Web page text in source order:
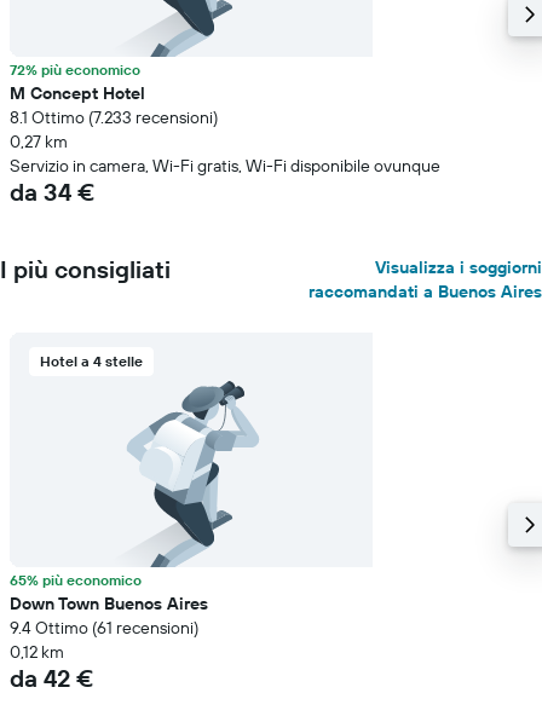
72% più economico
M Concept Hotel
8.1 Ottimo (7.233 recensioni)
0,27 km
Servizio in camera, Wi-Fi gratis, Wi-Fi disponibile ovunque
da 34 €
I più consigliati
Visualizza i soggiorni
raccomandati a Buenos Aires
Hotel a 4 stelle
65% più economico
Down Town Buenos Aires
9.4 Ottimo (61 recensioni)
0,12 km
da 42 €